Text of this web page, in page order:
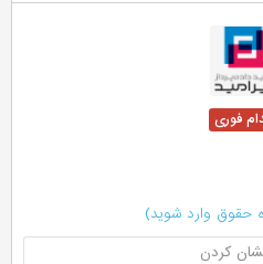
حقوق وارد شوید)
کردن